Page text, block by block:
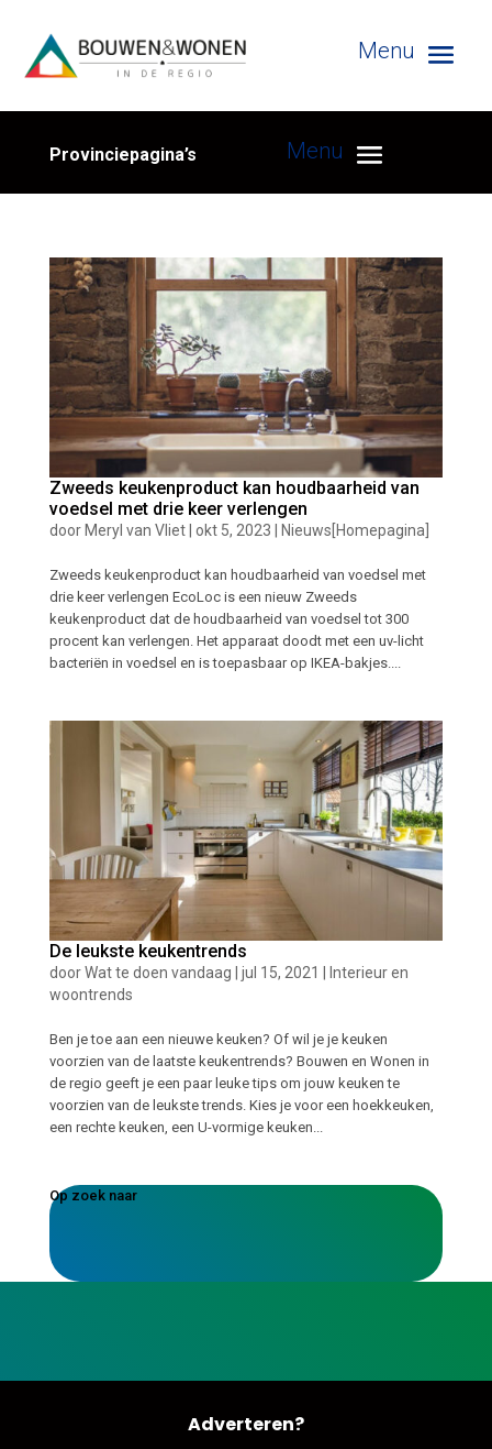
Provinciepagina’s
Zweeds keukenproduct kan houdbaarheid van
voedsel met drie keer verlengen
door Meryl van Vliet| okt 5, 2023 Nieuws[Homepagina]
Zweeds keukenproduct kan houdbaarheid van voedsel met
drie keer verlengen EcoLoc is een nieuw Zweeds
keukenproduct dat de houdbaarheid van voedsel tot 300
procent kan verlengen. Het apparaat doodt met een uv-licht
bacteriën in voedsel en is toepasbaar op IKEA-bakjes....
De leukste keukentrends
doorWat te doen vandaag jul 15, 2021
Interieur en
woontrends
Ben je toe aan een nieuwe keuken? Of wil je je keuken
voorzien van de laatste keukentrends? Bouwen en Wonen in
de regio geeft je een paar leuke tips om jouw keuken te
voorzien van de leukste trends. Kies je voor een hoekkeuken,
een rechte keuken, een U-vormige keuken...
Op zoek naar
Adverteren?